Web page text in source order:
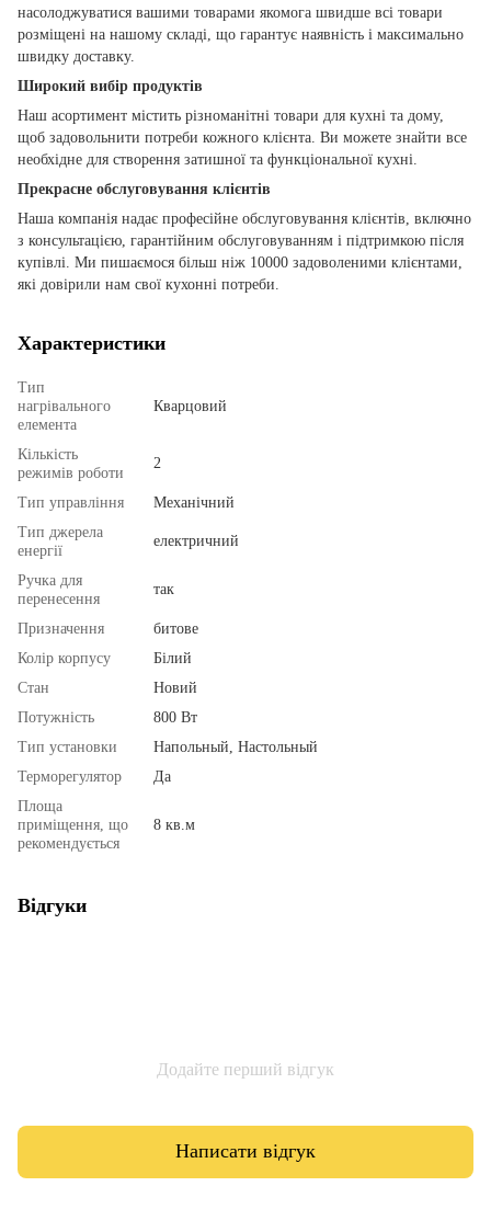
насолоджуватися вашими товарами якомога швидше всі товари
розміщені на нашому складі, що гарантує наявність і максимально
швидку доставку.
Широкий вибір продуктів
Наш асортимент містить різноманітні товари для кухні та дому,
щоб задовольнити потреби кожного клієнта. Ви можете знайти все
необхідне для створення затишної та функціональної кухні.
Прекрасне обслуговування клієнтів
Наша компанія надає професійне обслуговування клієнтів, включно
з консультацією, гарантійним обслуговуванням і підтримкою після
купівлі. Ми пишаємося більш ніж 10000 задоволеними клієнтами,
які довірили нам свої кухонні потреби.
Характеристики
Тип
нагрівального
елемента
Кварцовий
Кількість
режимів роботи
2
Тип управління
Механічний
Тип джерела
енергії
електричний
Ручка для
перенесення
так
Призначення
битове
Колір корпусу
Білий
Стан
Новий
Потужність
800 Вт
Тип установки
Напольный, Настольный
Терморегулятор
Да
Площа
приміщення, що
рекомендується
8 кв.м
Відгуки
Додайте перший відгук
Написати відгук